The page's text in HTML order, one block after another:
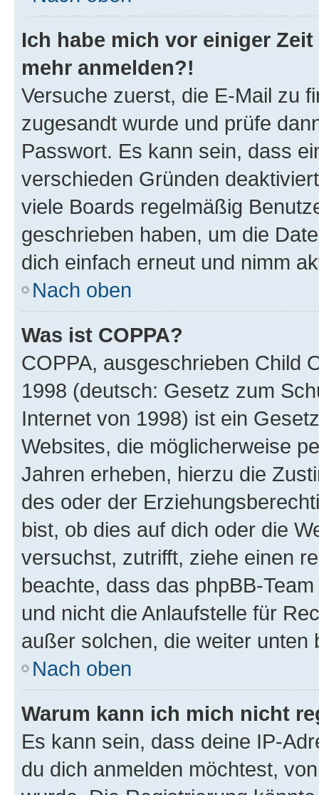
Ich habe mich vor einiger
mehr anmelden?!
Versuche zuerst, die E-Mail zu
zugesandt wurde und prüfe
Passwort. Es kann sein, dass
verschieden Gründen
viele Boards regelmäßig
geschrieben haben, um die
dich einfach erneut und nimm
Nach oben
Was ist COPPA?
COPPA, ausgeschrieben Child
1998 (deutsch: Gesetz zum
Internet von 1998) ist ein
Websites, die möglicherweise
Jahren erheben, hierzu die
des oder der
bist, ob dies auf dich oder die
versuchst, zutrifft, ziehe einen
beachte, dass das phpBB-
und nicht die Anlaufstelle für
außer solchen, die weiter unten
Nach oben
Warum kann ich mich nicht
Es kann sein, dass deine IP-
du dich anmelden möchtest,